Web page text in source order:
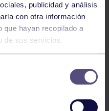
publicidad y análisis
con otra información
que hayan recopilado a
de sus servicios.
en la ciudad
el Campeonato
Artística Masculina y
habrá una nutrida